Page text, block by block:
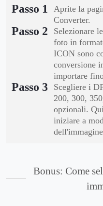
Passo 1
Aprite la
Converter.
Passo 2
Selezionare
foto in
ICON sono
conversione
importare
Passo 3
Scegliere i
200, 300,
opzionali.
iniziare a
Bonus: Come